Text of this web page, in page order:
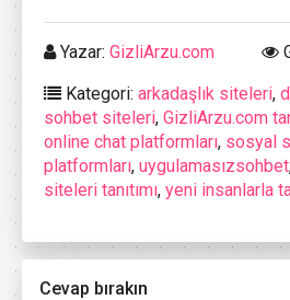
Yazar: GizliArzu.com
Kategori: arkadaşlık siteleri,
sohbet siteleri, GizliArzu.com
online chat platformları, sosyal
platformları, uygulamasızsohbet
siteleri tanıtımı, yeni insanlarla
Cevap bırakın